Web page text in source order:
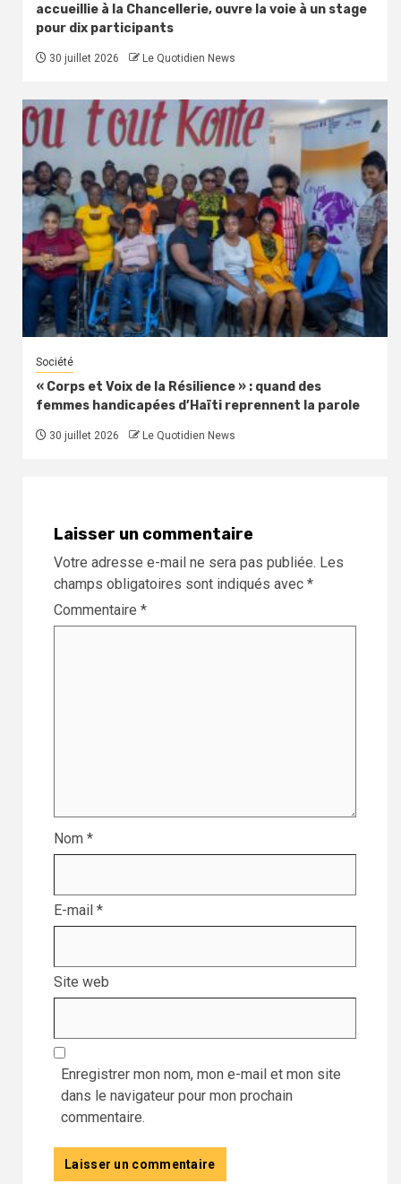
accueillie à la Chancellerie, ouvre la voie à un stage
pour dix participants
30 juillet 2026 Le Quotidien News
Société
« Corps et Voix de la Résilience » : quand des
femmes handicapées d’Haïti reprennent la parole
30 juillet 2026 Le Quotidien News
Laisser un commentaire
Votre adresse e-mail ne sera pas publiée. Les
champs obligatoires sont indiqués avec *
Commentaire *
Nom *
E-mail *
Site web
Enregistrer mon nom, mon e-mail et mon site
dans le navigateur pour mon prochain
commentaire.